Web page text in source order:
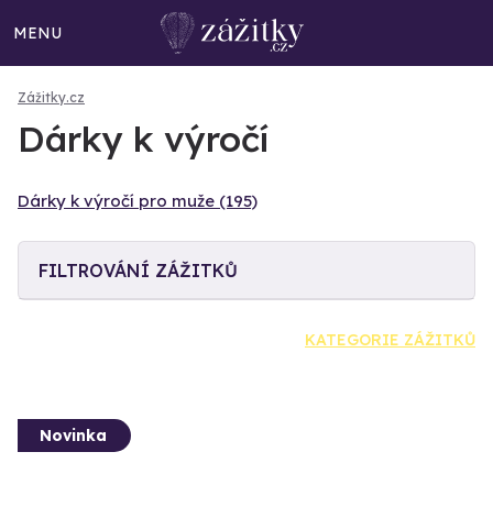
MENU
Zážitky.cz
Dárky k výročí
Dárky k výročí pro muže (195)
FILTROVÁNÍ ZÁŽITKŮ
KATEGORIE ZÁŽITKŮ
Novinka